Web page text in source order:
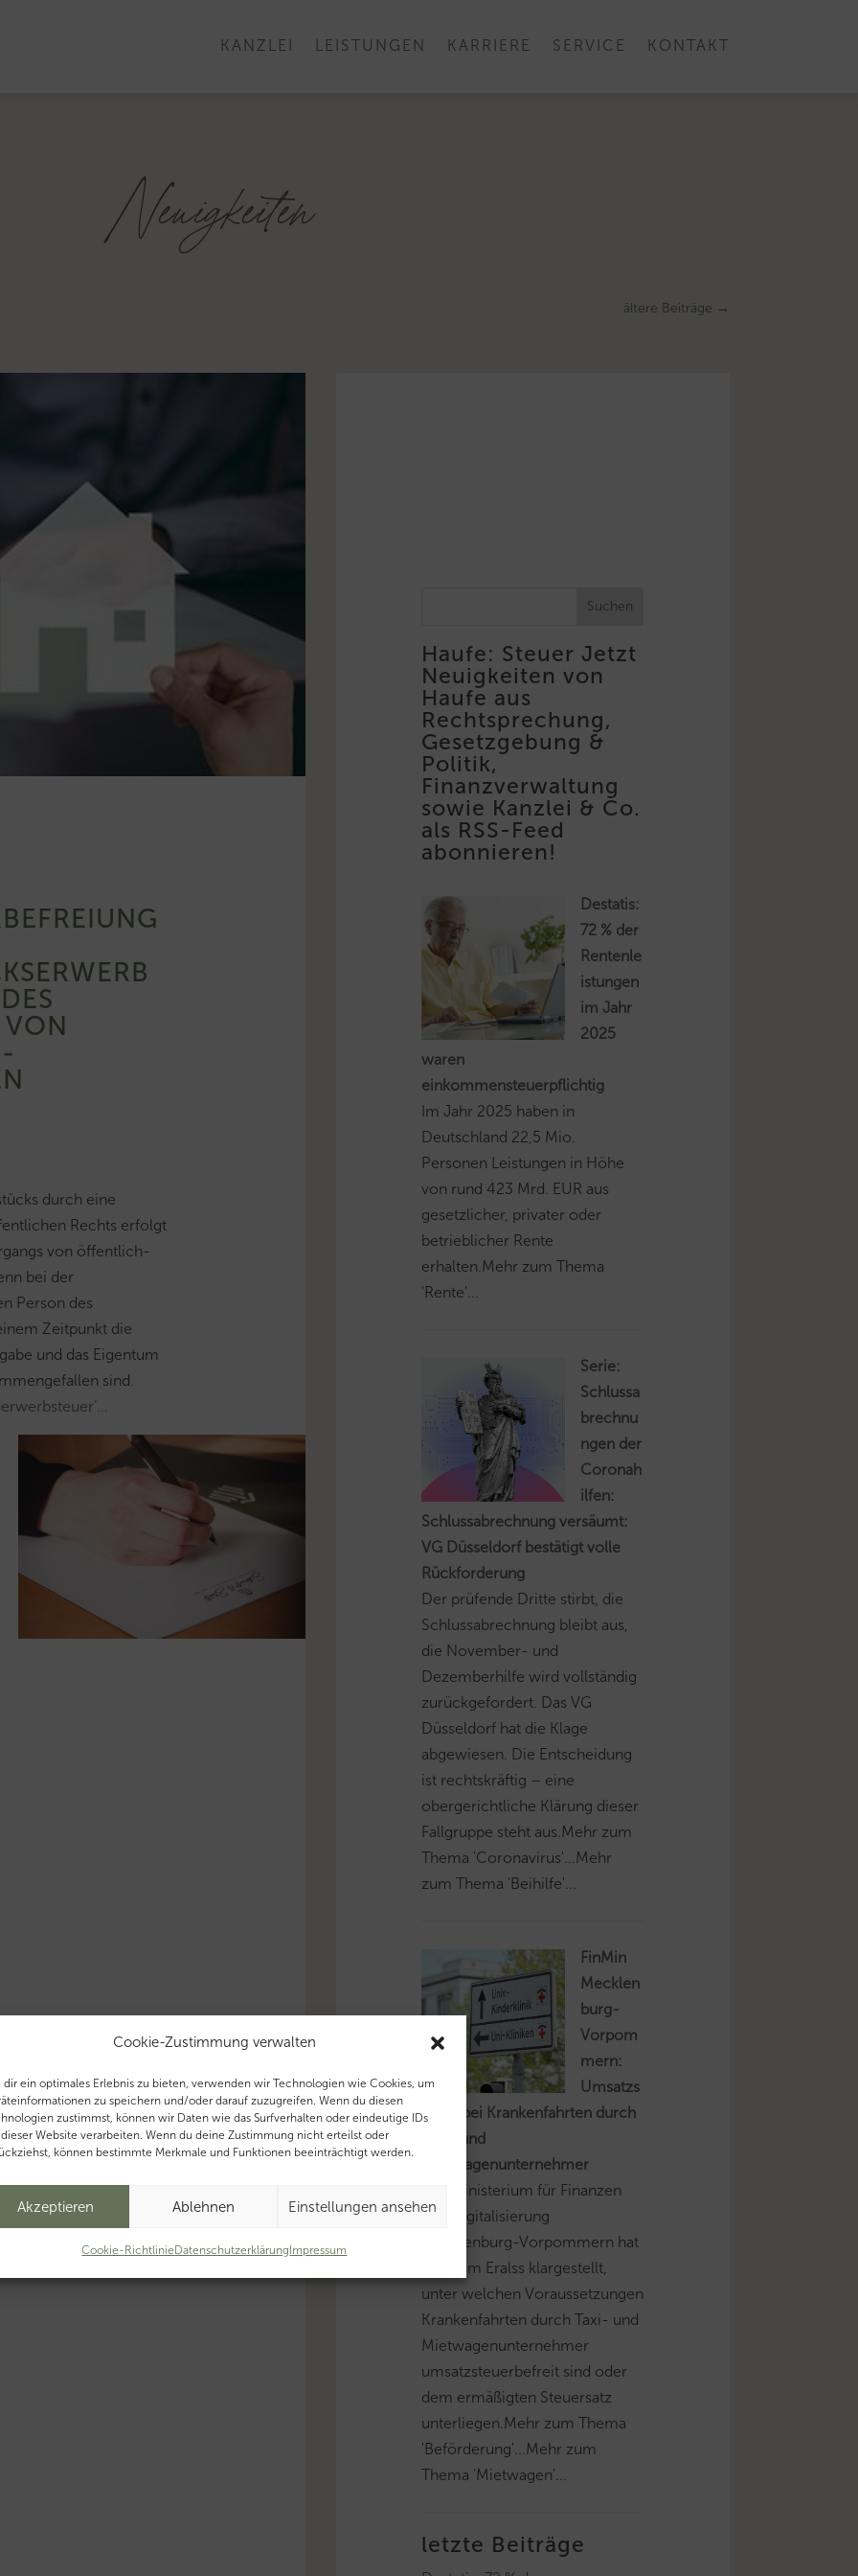
Cookie-Zustimmung verwalten
dir ein optimales Erlebnis zu bieten, verwenden wir Technologien wie Cookies, um
zu speichern und/oder darauf zuzugreifen. Wenn du diesen
zustimmst, können wir Daten wie das Surfverhalten oder eindeutige IDs
Website verarbeiten. Wenn du deine Zustimmung nicht erteilst oder
können bestimmte Merkmale und Funktionen beeinträchtigt werden.
Akzeptieren Ablehnen Einstellungen ansehen
Cookie-Richtlinie Datenschutzerklärung Impressum
KANZLEI LEISTUNGEN KARRIERE SERVICE KONTAKT
Neuigkeiten
ältere Beiträge →
VON
durch eine
Rechts erfolgt
von öffentlich-
bei der
Person des
Zeitpunkt die
und das Eigentum
sind.
Suchen
Haufe: Steuer Jetzt
Neuigkeiten von
Haufe aus
Rechtsprechung,
Gesetzgebung &
Politik,
Finanzverwaltung
sowie Kanzlei & Co.
als RSS-Feed
abonnieren!
Destatis:
72 % der
Rentenle
istungen
im Jahr
2025
waren
einkommensteuerpflichtig
Im Jahr 2025 haben in
Deutschland 22,5 Mio.
Personen Leistungen in Höhe
von rund 423 Mrd. EUR aus
gesetzlicher, privater oder
betrieblicher Rente
erhalten.Mehr zum Thema
'Rente'...
Serie:
Schlussa
brechnu
ngen der
Coronah
ilfen:
Schlussabrechnung versäumt:
VG Düsseldorf bestätigt volle
Rückforderung
Der prüfende Dritte stirbt, die
Schlussabrechnung bleibt aus,
die November- und
Dezemberhilfe wird vollständig
zurückgefordert. Das VG
Düsseldorf hat die Klage
abgewiesen. Die Entscheidung
ist rechtskräftig – eine
obergerichtliche Klärung dieser
Fallgruppe steht aus.Mehr zum
Thema 'Coronavirus'...Mehr
zum Thema 'Beihilfe'...
FinMin
Mecklen
burg-
Vorpom
mern:
Umsatzs
teuer bei Krankenfahrten durch
Taxi- und
Mietwagenunternehmer
Das Ministerium für Finanzen
und Digitalisierung
Mecklenburg-Vorpommern hat
in einem Eralss klargestellt,
unter welchen Voraussetzungen
Krankenfahrten durch Taxi- und
Mietwagenunternehmer
umsatzsteuerbefreit sind oder
dem ermäßigten Steuersatz
unterliegen.Mehr zum Thema
'Beförderung'...Mehr zum
Thema 'Mietwagen'...
letzte Beiträge